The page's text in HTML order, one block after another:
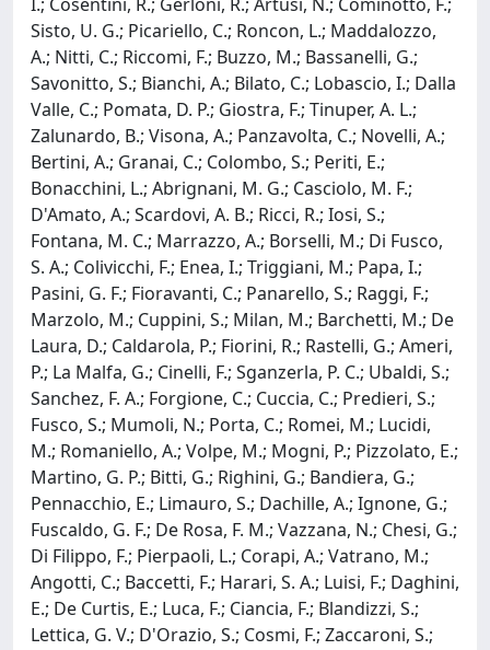
Sisto, U. G.; Picariello, C.; Roncon, L.; Maddalozzo,
A.; Nitti, C.; Riccomi, F.; Buzzo, M.; Bassanelli, G.;
Savonitto, S.; Bianchi, A.; Bilato, C.; Lobascio, I.; Dalla
Valle, C.; Pomata, D. P.; Giostra, F.; Tinuper, A. L.;
Zalunardo, B.; Visona, A.; Panzavolta, C.; Novelli, A.;
Bertini, A.; Granai, C.; Colombo, S.; Periti, E.;
Bonacchini, L.; Abrignani, M. G.; Casciolo, M. F.;
D'Amato, A.; Scardovi, A. B.; Ricci, R.; Iosi, S.;
Fontana, M. C.; Marrazzo, A.; Borselli, M.; Di Fusco,
S. A.; Colivicchi, F.; Enea, I.; Triggiani, M.; Papa, I.;
Pasini, G. F.; Fioravanti, C.; Panarello, S.; Raggi, F.;
Marzolo, M.; Cuppini, S.; Milan, M.; Barchetti, M.; De
Laura, D.; Caldarola, P.; Fiorini, R.; Rastelli, G.; Ameri,
P.; La Malfa, G.; Cinelli, F.; Sganzerla, P. C.; Ubaldi, S.;
Sanchez, F. A.; Forgione, C.; Cuccia, C.; Predieri, S.;
Fusco, S.; Mumoli, N.; Porta, C.; Romei, M.; Lucidi,
M.; Romaniello, A.; Volpe, M.; Mogni, P.; Pizzolato, E.;
Martino, G. P.; Bitti, G.; Righini, G.; Bandiera, G.;
Pennacchio, E.; Limauro, S.; Dachille, A.; Ignone, G.;
Fuscaldo, G. F.; De Rosa, F. M.; Vazzana, N.; Chesi, G.;
Di Filippo, F.; Pierpaoli, L.; Corapi, A.; Vatrano, M.;
Angotti, C.; Baccetti, F.; Harari, S. A.; Luisi, F.; Daghini,
E.; De Curtis, E.; Luca, F.; Ciancia, F.; Blandizzi, S.;
Lettica, G. V.; D'Orazio, S.; Cosmi, F.; Zaccaroni, S.;